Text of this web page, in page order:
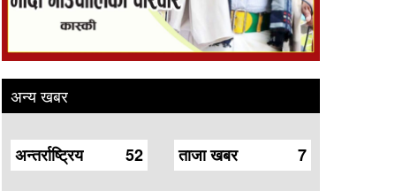
अन्य खबर
52
अन्तर्राष्ट्रिय 7
ताजा खबर